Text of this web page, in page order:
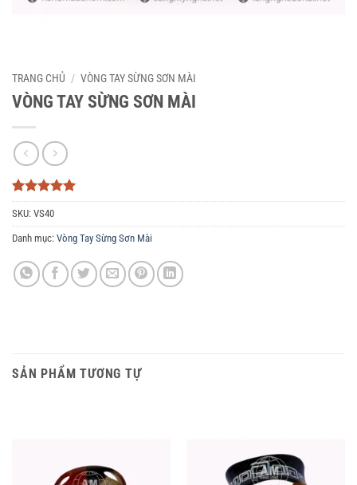
TRANG CHỦ / VÒNG TAY SỪNG SƠN MÀI
VÒNG TAY SỪNG SƠN MÀI
5trên 5
dựa trên
3
đánh giá
SKU: VS40
Danh mục: Vòng Tay Sừng Sơn Mài
SẢN PHẨM TƯƠNG TỰ